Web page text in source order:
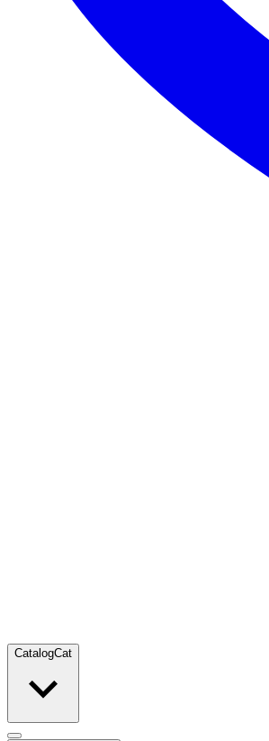
CatalogCat